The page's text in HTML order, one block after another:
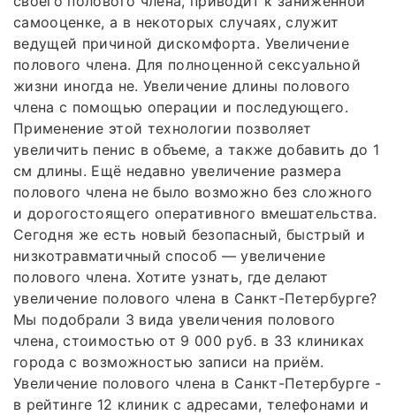
самооценке, а в некоторых случаях, служит
ведущей причиной дискомфорта. Увеличение
полового члена. Для полноценной сексуальной
жизни иногда не. Увеличение длины полового
члена с помощью операции и последующего.
Применение этой технологии позволяет
увеличить пенис в объеме, а также добавить до 1
см длины. Ещё недавно увеличение размера
полового члена не было возможно без сложного
и дорогостоящего оперативного вмешательства.
Сегодня же есть новый безопасный, быстрый и
низкотравматичный способ — увеличение
полового члена. Хотите узнать, где делают
увеличение полового члена в Санкт-Петербурге?
Мы подобрали 3 вида увеличения полового
члена, стоимостью от 9 000 руб. в 33 клиниках
города с возможностью записи на приём.
Увеличение полового члена в Санкт-Петербурге -
в рейтинге 12 клиник с адресами, телефонами и